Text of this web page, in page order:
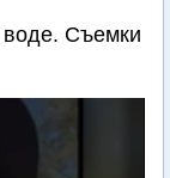
воде. Съемки